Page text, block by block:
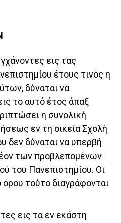
εις τας
έτους τινός η
δύναται να
το αυτό έτος άπαξ
η συνολική
εν τη οικεία Σχολή
δεν δύναται να υπερβή
των προβλεπομένων
του Πανεπιστημίου. Οι
τούτο διαγράφονται
εις τα εν εκάστη